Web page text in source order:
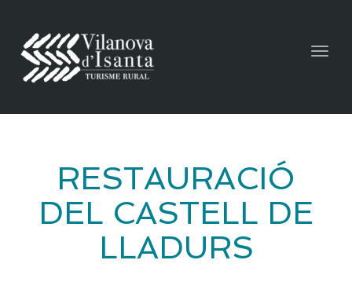
RESTAURACIÓ
DEL CASTELL DE
LLADURS